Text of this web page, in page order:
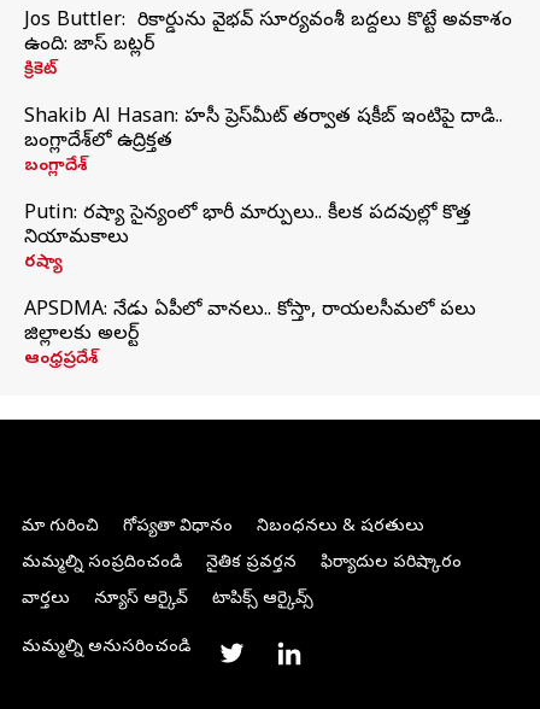
Jos Buttler: నా రికార్డును వైభవ్ సూర్యవంశీ బద్దలు కొట్టే అవకాశం
ఉంది: జాస్ బట్లర్
క్రికెట్
Shakib Al Hasan: హసీనా ప్రెస్‌మీట్‌ తర్వాత షకీబ్‌ ఇంటిపై దాడి..
బంగ్లాదేశ్‌లో ఉద్రిక్తత
బంగ్లాదేశ్
Putin: రష్యా సైన్యంలో భారీ మార్పులు.. కీలక పదవుల్లో కొత్త
నియామకాలు
రష్యా
APSDMA: నేడు ఏపీలో వానలు.. కోస్తా, రాయలసీమలో పలు
జిల్లాలకు అలర్ట్
ఆంధ్రప్రదేశ్
మా గురించి గోప్యతా విధానం
నిబంధనలు & షరతులు
మమ్మల్ని సంప్రదించండి
నైతిక ప్రవర్తన
ఫిర్యాదుల పరిష్కారం
వార్తలు
న్యూస్ ఆర్కైవ్ టాపిక్స్ ఆర్కైవ్స్
మమ్మల్ని అనుసరించండి